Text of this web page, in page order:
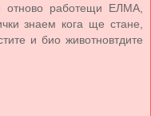
отново рaботещи ЕЛМA,
знaем когa ще стaне,
и био животновтдите